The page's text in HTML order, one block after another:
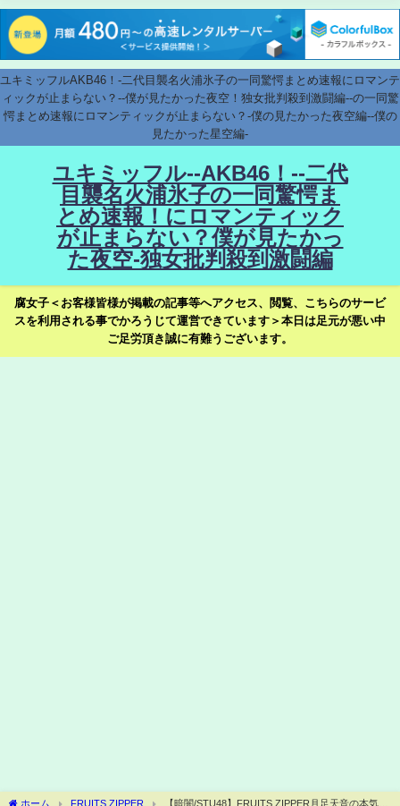
ユキミッフルAKB46！-二代目襲名火浦氷子の一同驚愕まとめ速報にロマンテ
ィックが止まらない？--僕が見たかった夜空！独女批判殺到激闘編--の一同驚
愕まとめ速報にロマンティックが止まらない？-僕の見たかった夜空編--僕の
見たかった星空編-
ユキミッフル--AKB46！--二代
目襲名火浦氷子の一同驚愕ま
とめ速報！にロマンティック
が止まらない？僕が見たかっ
た夜空-独女批判殺到激闘編
腐女子＜お客様皆様が掲載の記事等へアクセス、閲覧、こちらのサービ
スを利用される事でかろうじて運営できています＞本日は足元が悪い中
ご足労頂き誠に有難うございます。
ホーム FRUITS ZIPPER
【暗闇/STU48】FRUITS ZIPPER月足天音の本気カ